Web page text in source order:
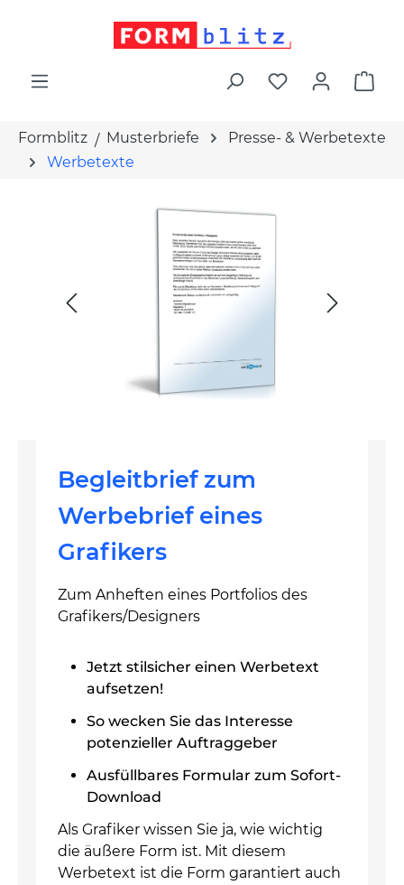
Formblitz Musterbriefe
Presse- & Werbetexte
Werbetexte
Begleitbrief zum
Werbebrief eines
Grafikers
Zum Anheften eines Portfolios des
Grafikers/Designers
Jetzt stilsicher einen Werbetext
aufsetzen!
So wecken Sie das Interesse
potenzieller Auftraggeber
Ausfüllbares Formular zum Sofort-
Download
Als Grafiker wissen Sie ja, wie wichtig
die äußere Form ist. Mit diesem
Werbetext ist die Form garantiert auch